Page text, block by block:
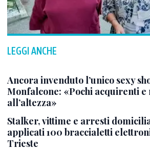
LEGGI ANCHE
Ancora invenduto l’unico sexy
Monfalcone: «Pochi acquirenti e
all’altezza»
Stalker, vittime e arresti
applicati 100 braccialetti
Trieste